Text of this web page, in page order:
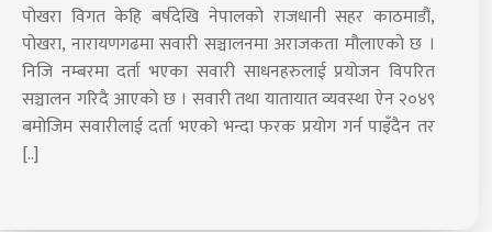
पोखरा विगत केहि बर्षदेखि नेपालको राजधानी सहर काठमाडौं,
पोखरा, नारायणगढमा सवारी सञ्चालनमा अराजकता मौलाएको छ ।
निजि नम्बरमा दर्ता भएका सवारी साधनहरुलाई प्रयोजन विपरित
सञ्चालन गरिदै आएको छ । सवारी तथा यातायात व्यवस्था ऐन २०४९
बमोजिम सवारीलाई दर्ता भएको भन्दा फरक प्रयोग गर्न पाइँदैन तर
[..]